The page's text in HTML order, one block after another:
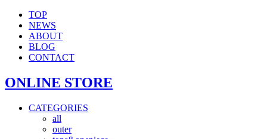
TOP
NEWS
ABOUT
BLOG
CONTACT
ONLINE STORE
CATEGORIES
all
outer